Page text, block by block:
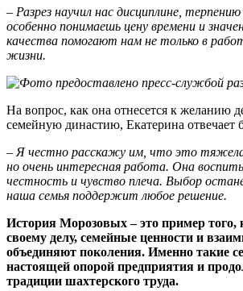
– Разрез научил нас дисциплине,
особенно понимаешь цену времени и
качества помогают нам не только в
жизни.
На вопрос, как она отнесется к желанию
семейную династию, Екатерина отвечает
– Я честно расскажу им, что это
но очень интересная работа. Она
честность и чувство плеча. Выбор
наша семья поддержит любое решение.
История Морозовых – это пример
своему делу, семейные ценности и
объединяют поколения. Именно такие
настоящей опорой предприятия и
традиции шахтерского труда.